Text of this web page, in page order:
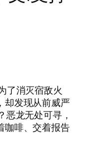
了消灭宿敌火
却发现从前威严
恶龙无处可寻，
咖啡、交着报告